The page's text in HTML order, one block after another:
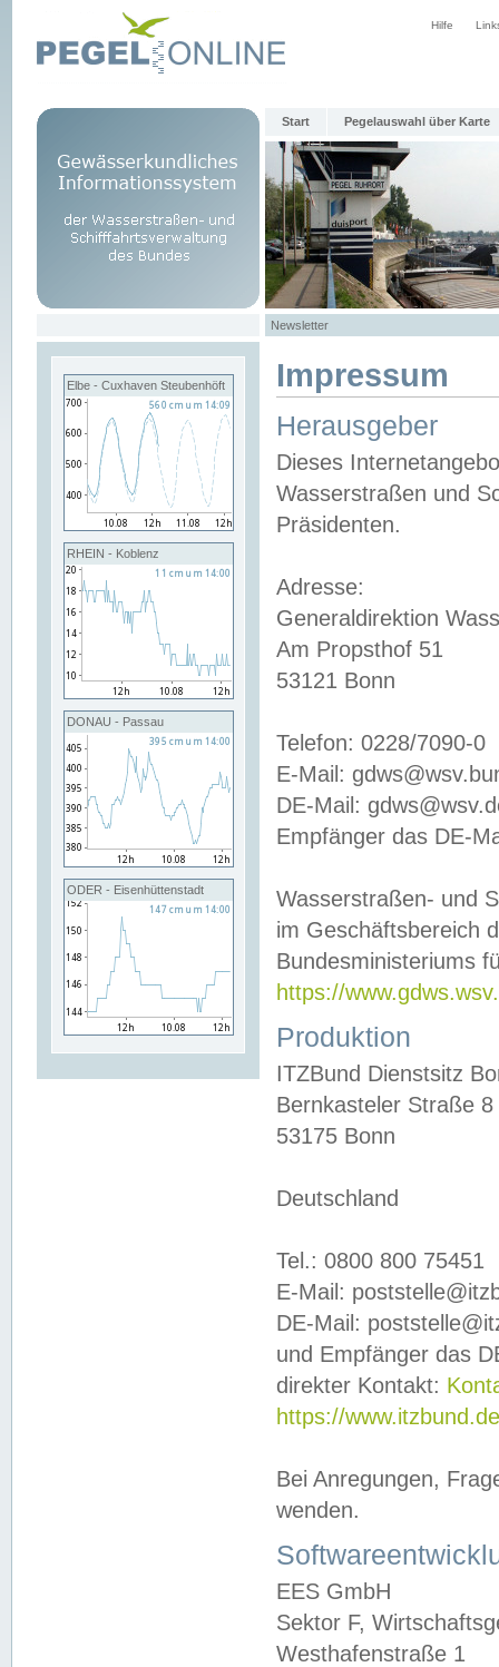
Hilfe
Start Pegelauswahl über Karte
Newsletter
Elbe - Cuxhaven Steubenhöft
RHEIN - Koblenz
DONAU - Passau
ODER - Eisenhüttenstadt
Impressum
Herausgeber
Dieses
Wasserstraßen und
Präsidenten.
Adresse:
Generaldirektion
Am Propsthof 51
53121 Bonn
Telefon: 0228/7090-0
E-Mail:
DE-Mail:
Empfänger das DE-
Wasserstraßen- und
im Geschäftsbereich
Bundesministeriums
https://
Produktion
ITZBund Dienstsitz
Bernkasteler Straße 8
53175 Bonn
Deutschland
Tel.: 0800 800 75451
E-Mail:
DE-Mail:
und Empfänger das
direkter Kontakt:
https://
Bei Anregungen,
wenden.
EES GmbH
Sektor F,
Westhafenstraße 1